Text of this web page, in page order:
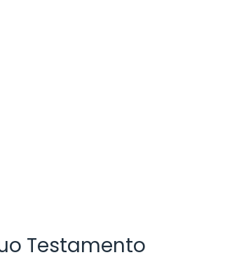
Testamento